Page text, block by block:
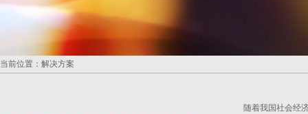
当前位置：解决方案
随着我国社会经